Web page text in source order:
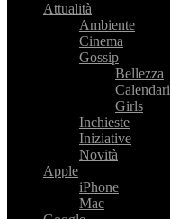
Attualità
Ambiente
Cinema
Gossip
Bellezza
Calendari
Girls
Inchieste
Iniziative
Novità
Apple
iPhone
Mac